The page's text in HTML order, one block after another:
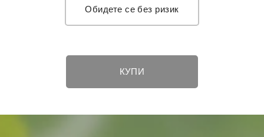
Обидете се без ризик
КУПИ